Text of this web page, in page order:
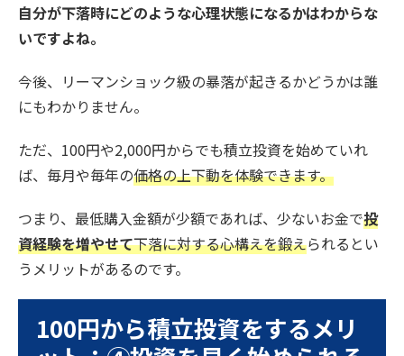
自分が下落時にどのような心理状態になるかはわからな
いですよね。
今後、リーマンショック級の暴落が起きるかどうかは誰
にもわかりません。
ただ、100円や2,000円からでも積立投資を始めていれ
ば、毎月や毎年の価格の上下動を体験できます。
つまり、最低購入金額が少額であれば、少ないお金で投
資経験を増やせて下落に対する心構えを鍛えられるとい
うメリットがあるのです。
100円から積立投資をするメリ